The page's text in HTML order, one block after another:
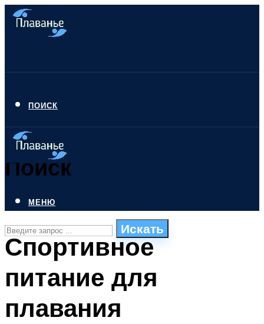
ПОИСК
Поиск
Искать
СТИЛИ ПЛАВАНЬЯ
ПЛАВАНЬЕ ДЛЯ ДЕТЕЙ
БАССЕЙН ДЛЯ ДОМА
МЕНЮ
Спортивное
питание для
плавания